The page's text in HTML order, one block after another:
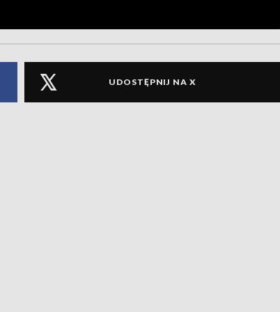
UDOSTĘPNIJ NA X